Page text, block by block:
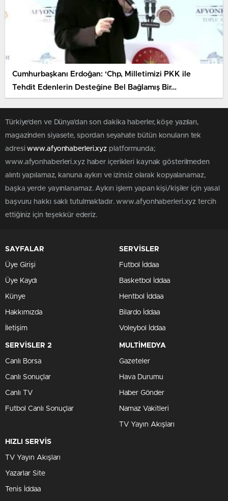
Cumhurbaşkanı Erdoğan: ‘Chp, Milletimizi PKK ile
Tehdit Edenlerin Desteğine Bel Bağlamış Bir…
Türkiye'den ve Dünya’dan son dakika haberler, köşe yazıları,
magazinden siyasete, spordan seyahate bütün konuların tek
adresiwww.afyonhaberleri.xyz platformunda;
www.afyonhaberleri.xyz haber içerikleri kaynak gösterilmeden
alıntı yapılamaz, kanuna aykırı ve izinsiz olarak kopyalanamaz,
başka yerde yayınlanamaz. Aykırı işlem yapan kişi/kişiler için yasal
başvuru hakkı saklı tutulmaktadır. www.afyonhaberleri.xyz tercih
ettiğiniz için teşekkür ederiz.
SAYFALAR
Üye Girişi
Üye Kaydı
Künye
Hakkımızda
İletişim
SERVİSLER
Futbol İddaa
Basketbol İddaa
Hentbol İddaa
Bilardo İddaa
Voleybol İddaa
SERVİSLER 2
Canlı Borsa
Canlı Sonuçlar
Canlı TV
Futbol Canlı Sonuçlar
MULTİMEDYA
Gazeteler
Hava Durumu
Haber Gönder
Namaz Vakitleri
TV Yayın Akışları
HIZLI SERVİS
TV Yayın Akışları
Yazarlar Site
Tenis İddaa